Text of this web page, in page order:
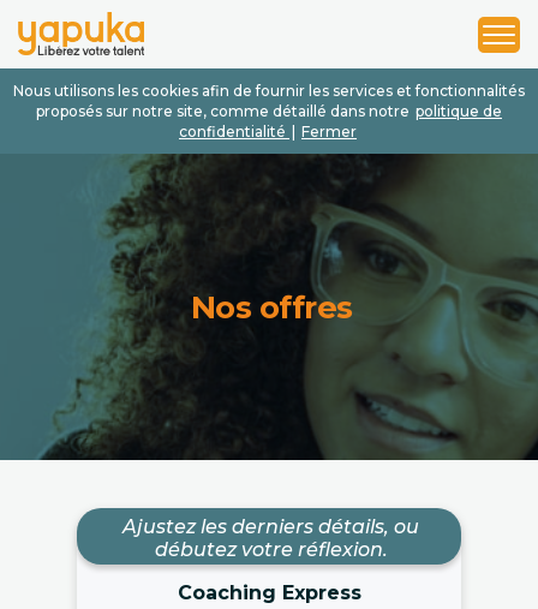
Nous utilisons les cookies afin de fournir les services et fonctionnalités
proposés sur notre site, comme détaillé dans notre politique de
confidentialité
Fermer
1
2
3
Nos offres
Ajustez les derniers détails, ou
débutez votre réflexion.
Coaching Express